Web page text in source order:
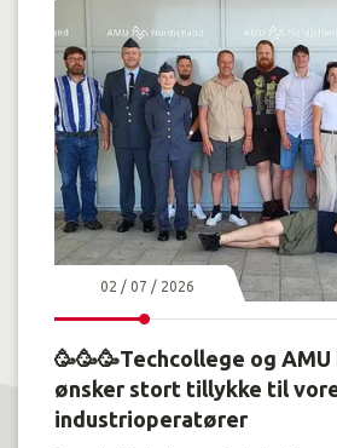
02 / 07 / 2026
🥳🥳🥳Techcollege og
ønsker stort tillykke til
industrioperatører